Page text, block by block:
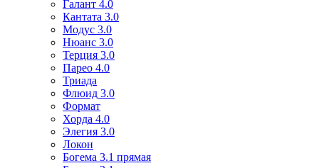
Галант 4.0
Кантата 3.0
Модус 3.0
Нюанс 3.0
Терция 3.0
Парео 4.0
Триада
Флюид 3.0
Формат
Хорда 4.0
Элегия 3.0
Локон
Богема 3.1 прямая